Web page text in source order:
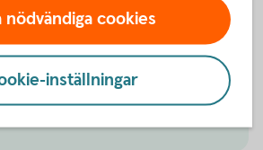
kan skapa ytterligare tillväxt och
ett helt team av experter på
försäkringsspecialister
nödvändiga cookies
inställningar